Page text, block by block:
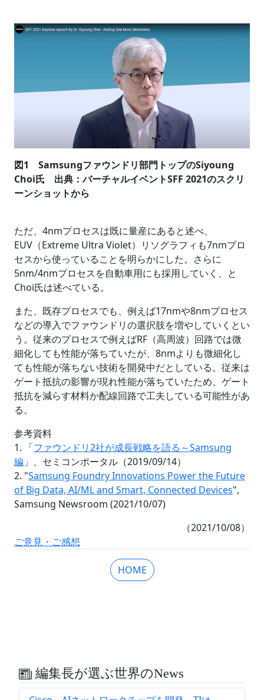
図1 Samsungファウンドリ部門トップのSiyoung
Choi氏 出典：バーチャルイベントSFF 2021のスクリ
ーンショットから
ただ、4nmプロセスは既に量産にあると述べ、
EUV（Extreme Ultra Violet）リソグラフィも7nmプロ
セスから使っていることを明らかにした。さらに
5nm/4nmプロセスを自動車用にも採用していく、と
Choi氏は述べている。
また、既存プロセスでも、例えば17nmや8nmプロセス
などの導入でファウンドリの選択肢を増やしていくとい
う。従来のプロセスで例えばRF（高周波）回路では微
細化しても性能が落ちていたが、8nmよりも微細化し
ても性能が落ちない技術を開発中だとしている。従来は
ゲート抵抗の影響が現れ性能が落ちていたため、ゲート
抵抗を減らす材料か配線回路で工夫している可能性があ
る。
参考資料
1. 「ファウンドリ2社が成長戦略を語る～Samsung
編 」、セミコンポータル（2019/09/14）
2. "Samsung Foundry Innovations Power the Future
of Big Data, AI/ML and Smart, Connected Devices",
Samsung Newsroom (2021/10/07)
（2021/10/08）
ご意見・ご感想
HOME
編集長が選ぶ世界のNews